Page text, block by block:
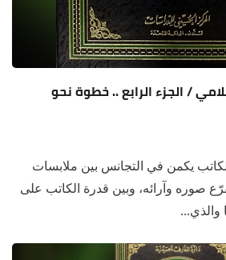
/ الجزء الرابع .. خطوة نحو
يكمن في التجانس بين ملابسات
صوره وآرائه، وبين قدرة الكاتب على
والذي...